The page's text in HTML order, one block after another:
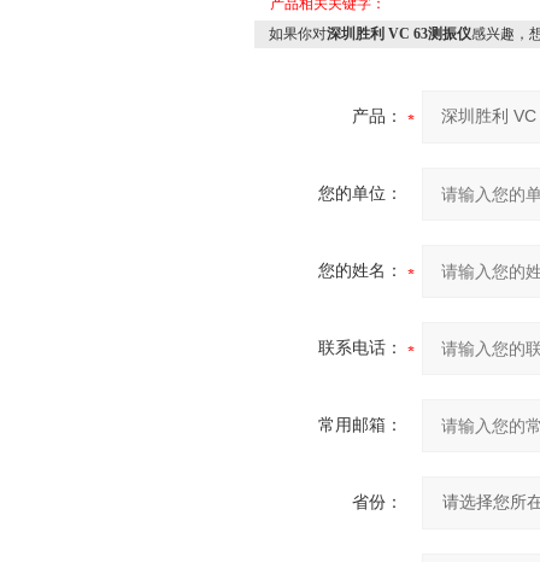
产品相关关键字：
如果你对深圳胜利 VC 63测振仪感兴趣，
产品：
您的单位：
您的姓名：
联系电话：
常用邮箱：
省份：